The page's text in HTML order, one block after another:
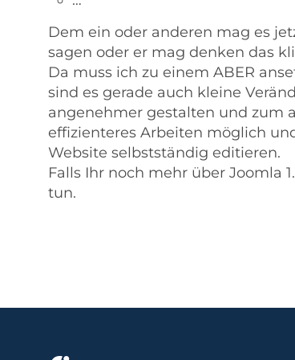
Dem ein oder anderen mag es
sagen oder er mag denken das
Da muss ich zu einem ABER
sind es gerade auch kleine
angenehmer gestalten und zum
effizienteres Arbeiten möglich
Website selbstständig editieren.
Falls Ihr noch mehr über Joomla
tun.